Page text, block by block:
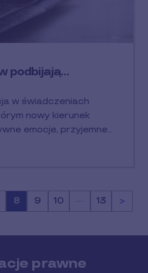
podbijają…
w świadczeniach
nowy kierunek
emocje, przyjemne…
Strona
8 Strona
9 Strona
10 … Strona
13 >
prawne